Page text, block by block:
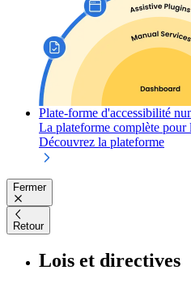
Plate-forme d'accessibilité
La plateforme complète pour
Découvrez la plateforme
Fermer
Retour
Lois et directives